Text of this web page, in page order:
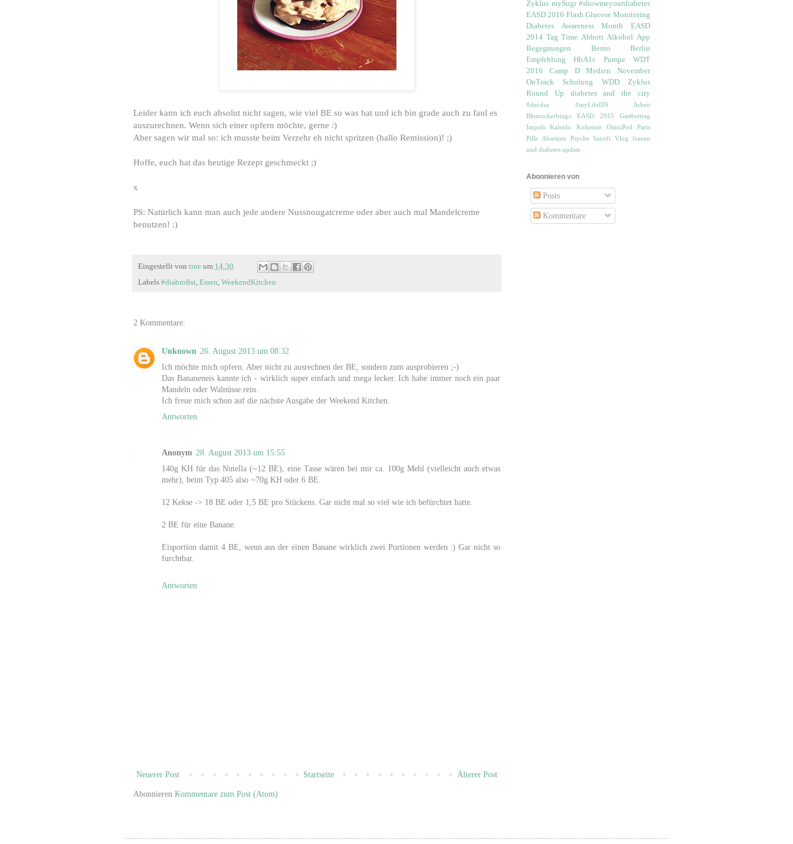
Leider kann ich euch absolut nicht sagen, wie viel BE so was hat und ich bin grade auch zu faul es
auszurechnen. Wenn sich einer opfern möchte, gerne :)
Aber sagen wir mal so: ich musste beim Verzehr eh nicht spritzen (hallo Remission)! ;)
Hoffe, euch hat das heutige Rezept geschmeckt ;)
x
PS: Natürlich kann man auch jede andere Nussnougatcreme oder aber auch mal Mandelcreme
benutzen! :)
Eingestellt von tine um 14:30
Labels #diabrofist, Essen, WeekendKitchen
2 Kommentare:
Unknown 26. August 2013 um 08:32
Ich möchte mich opfern. Aber nicht zu ausrechnen der BE, sondern zum ausprobieren ;-)
Das Bananeneis kannte ich - wirklich super einfach und mega lecker. Ich habe immer noch ein paar
Mandeln oder Walnüsse rein.
Ich freue mich schon auf die nächste Ausgabe der Weekend Kitchen.
Antworten
Anonym 28. August 2013 um 15:55
140g KH für das Nutella (~12 BE), eine Tasse wären bei mir ca. 100g Mehl (vielleicht auch etwas
mehr), beim Typ 405 also ~70g KH oder 6 BE.
12 Kekse -> 18 BE oder 1,5 BE pro Stückens. Gar nicht mal so viel wie ich befürchtet hatte.
2 BE für eine Banane.
Eisportion damit 4 BE, wenn aus der einen Banane wirklich zwei Portionen werden :) Gar nicht so
furchtbar.
Antworten
Neuerer Post Älterer Post
Startseite
Abonnieren Kommentare zum Post (Atom)
Zyklus mySugr #showmeyourdiabetes
EASD 2016 Flash Glucose Monitoring
Diabetes Awareness Month
EASD
2014 Tag Time Abbott Alkohol App
Begegnungen
Bento
Berlin
Empfehlung
HbA1c Pumpe
WDT
2016
Camp D Medien
November
OnTrack
Schulung WDD
Zyklus
Round Up
diabetes and the city
#docday #myLifeDN
Arbeit
Blutzuckerbingo
EASD 2015
Gastbeitrag
Impuls
Kaleido Kolumne OmniPod
Paris
Pille Absetzen
Psyche Sanofi Vlog
frauen
und diabetes update
Abonnieren von
Posts
Kommentare